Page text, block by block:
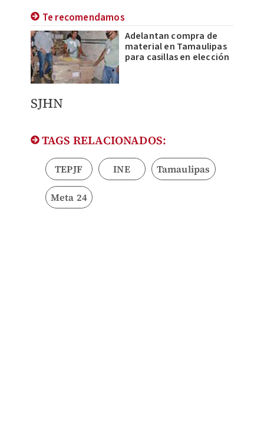
Te recomendamos
Adelantan compra de
material en Tamaulipas
para casillas en elección
SJHN
TAGS RELACIONADOS:
TEPJF INE Tamaulipas
Meta 24